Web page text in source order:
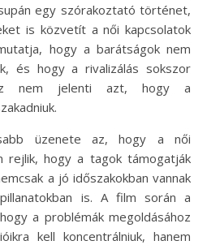
egy szórakoztató történet,
is közvetít a női kapcsolatok
hogy a barátságok nem
és hogy a rivalizálás sokszor
nem jelenti azt, hogy a
üzenete az, hogy a női
rejlik, hogy a tagok támogatják
a jó időszakokban vannak
is. A film során a
a problémák megoldásához
kell koncentrálniuk, hanem